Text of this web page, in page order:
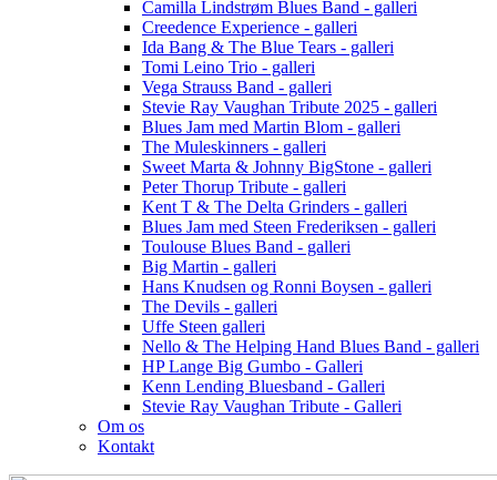
Camilla Lindstrøm Blues Band - galleri
Creedence Experience - galleri
Ida Bang & The Blue Tears - galleri
Tomi Leino Trio - galleri
Vega Strauss Band - galleri
Stevie Ray Vaughan Tribute 2025 - galleri
Blues Jam med Martin Blom - galleri
The Muleskinners - galleri
Sweet Marta & Johnny BigStone - galleri
Peter Thorup Tribute - galleri
Kent T & The Delta Grinders - galleri
Blues Jam med Steen Frederiksen - galleri
Toulouse Blues Band - galleri
Big Martin - galleri
Hans Knudsen og Ronni Boysen - galleri
The Devils - galleri
Uffe Steen galleri
Nello & The Helping Hand Blues Band - galleri
HP Lange Big Gumbo - Galleri
Kenn Lending Bluesband - Galleri
Stevie Ray Vaughan Tribute - Galleri
Om os
Kontakt